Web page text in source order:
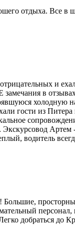
отдыха. Все
и
в
гости из
Артем
водитель
добраться